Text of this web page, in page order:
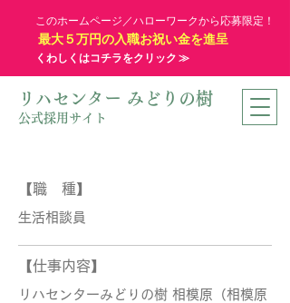
このホームページ／ハローワークから応募限定！
最大５万円の入職お祝い金を進呈
くわしくはコチラをクリック ≫
リハセンター みどりの樹
公式採用サイト
【職 種】
生活相談員
【仕事内容】
リハセンターみどりの樹 相模原（相模原